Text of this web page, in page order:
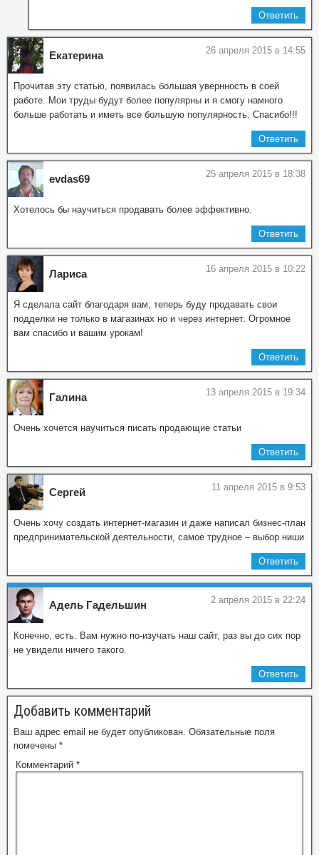
Ответить
Екатерина 26 апреля 2015 в 14:55
Прочитав эту статью, появилась большая увернность в соей
работе. Мои труды будут более популярны и я смогу намного
больше работать и иметь все большую популярность. Спасибо!!!
Ответить
evdas69 25 апреля 2015 в 18:38
Хотелось бы научиться продавать более эффективно.
Ответить
Лариса 16 апреля 2015 в 10:22
Я сделала сайт благодаря вам, теперь буду продавать свои
подделки не только в магазинах но и через интернет. Огромное
вам спасибо и вашим урокам!
Ответить
Галина 13 апреля 2015 в 19:34
Очень хочется научиться писать продающие статьи
Ответить
Сергей 11 апреля 2015 в 9:53
Очень хочу создать интернет-магазин и даже написал бизнес-план
предпринимательской деятельности, самое трудное – выбор ниши
Ответить
Адель Гадельшин 2 апреля 2015 в 22:24
Конечно, есть. Вам нужно по-изучать наш сайт, раз вы до сих пор
не увидели ничего такого.
Ответить
Добавить комментарий
Ваш адрес email не будет опубликован. Обязательные поля
помечены *
Комментарий *